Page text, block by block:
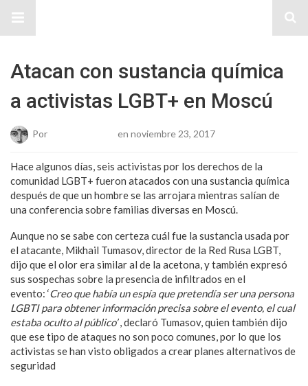
Atacan con sustancia química
a activistas LGBT+ en Moscú
Por en noviembre 23, 2017
Hace algunos días, seis activistas por los derechos de la
comunidad LGBT+ fueron atacados con una sustancia química
después de que un hombre se las arrojara mientras salían de
una conferencia sobre familias diversas en Moscú.
Aunque no se sabe con certeza cuál fue la sustancia usada por
el atacante, Mikhail Tumasov, director de la Red Rusa LGBT,
dijo que el olor era similar al de la acetona, y también expresó
sus sospechas sobre la presencia de infiltrados en el
evento: ‘Creo que había un espía que pretendía ser una persona
LGBTI para obtener información precisa sobre el evento, el cual
estaba oculto al público’, declaró Tumasov, quien también dijo
que ese tipo de ataques no son poco comunes, por lo que los
activistas se han visto obligados a crear planes alternativos de
seguridad